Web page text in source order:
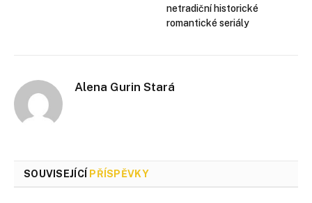
netradiční historické
romantické seriály
Alena Gurin Stará
SOUVISEJÍCÍ PŘÍSPĚVKY